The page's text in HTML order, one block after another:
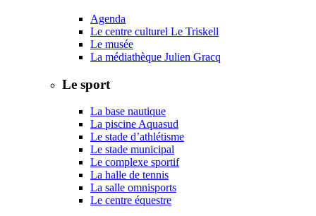
Agenda
Le centre culturel Le Triskell
Le musée
La médiathèque Julien Gracq
Le sport
La base nautique
La piscine Aquasud
Le stade d’athlétisme
Le stade municipal
Le complexe sportif
La halle de tennis
La salle omnisports
Le centre équestre